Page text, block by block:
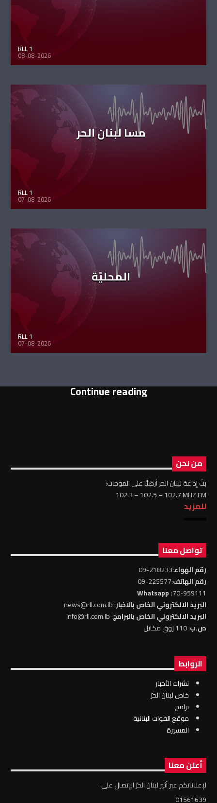
RLL 1
08-08-2026
مسا لبنان الحر
RLL 1
07-08-2026
المحليّة
RLL 1
07-08-2026
Continue reading
من نحن
بثّ إذاعة لبنان الحر أرضيًّا على الموجات:
102.3 – 102.5 – 102.7 MHZ FM
للمزيد
تواصل معنا
رقم الهواء:218233-09
رقم الهاتف:225577-09
70-959111
: Whatsapp
البريد الالكتروني الخاص بالاخبار: news@rll.com.lb
البريد الالكتروني الخاص بالبرامج: info@rll.com.lb
ص.ب: 110 زوق مكايل
الروابط
نشرات الأخبار
خاص لبنان الحرّ
برامج
موقع القوات البنانية
المسيرة
أعلن معنا
لإعلاناتكم عبر أثير لبنان الحرّ الإتصال على :
01561639